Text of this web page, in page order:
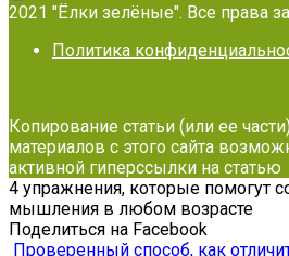
2021 "Ёлки зелёные". Все права
Политика
Копирование статьи (или ее
материалов с этого сайта
активной гиперссылки на статью
4 упражнения, которые помогут
мышления в любом возрасте
Поделиться на Facebook
Проверенный способ, как